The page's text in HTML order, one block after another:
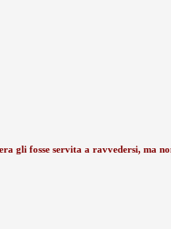
fosse servita a ravvedersi, ma